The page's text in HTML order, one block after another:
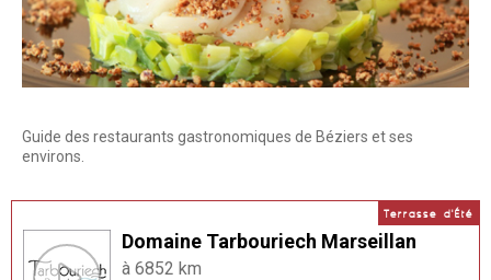
Guide des restaurants gastronomiques de Béziers et ses
environs.
Terrasse d'Été
Domaine Tarbouriech Marseillan
à 6852 km